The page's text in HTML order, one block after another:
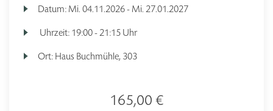
Datum: Mi. 04.11.2026 - Mi. 27.01.2027
Uhrzeit: 19:00 - 21:15 Uhr
Ort: Haus Buchmühle, 303
165,00 €